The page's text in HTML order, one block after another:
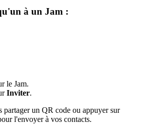
à un Jam :
le Jam.
Inviter.
partager un QR code ou appuyer sur
l'envoyer à vos contacts.